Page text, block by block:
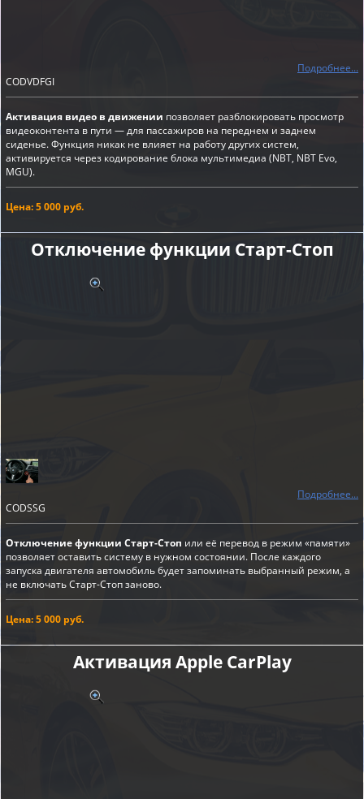
Подробнее...
CODVDFGI
Активация видео в движении позволяет разблокировать просмотр
видеоконтента в пути — для пассажиров на переднем и заднем
сиденье. Функция никак не влияет на работу других систем,
активируется через кодирование блока мультимедиа (NBT, NBT Evo,
MGU).
Цена: 5 000 руб.
Отключение функции Старт-Cтоп
Подробнее...
CODSSG
Отключение функции Старт-Стоп или её перевод в режим «памяти»
позволяет оставить систему в нужном состоянии. После каждого
запуска двигателя автомобиль будет запоминать выбранный режим, а
не включать Старт-Стоп заново.
Цена: 5 000 руб.
Активация Apple CarPlay